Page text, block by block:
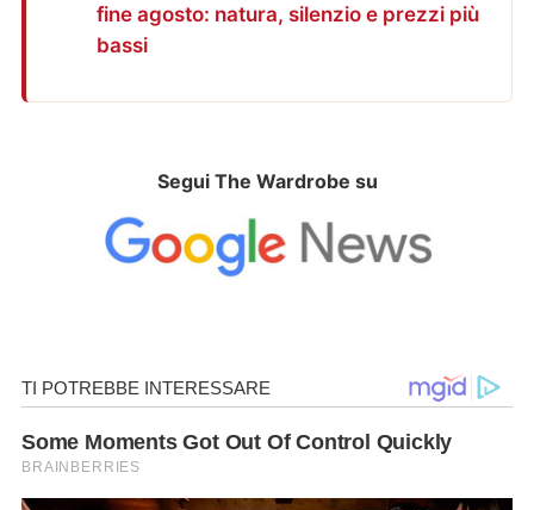
fine agosto: natura, silenzio e prezzi più
bassi
Segui The Wardrobe su